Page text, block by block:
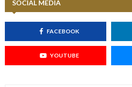
SOCIAL MEDIA
FACEBOOK
YOUTUBE